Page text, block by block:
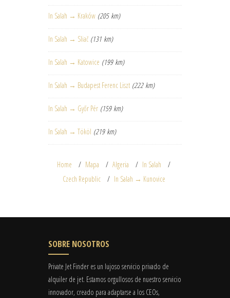
In Salah → Kraków (205 km)
In Salah → Sliač (131 km)
In Salah → Katowice (199 km)
In Salah → Budapest Ferenc Liszt (222 km)
In Salah → Győr Pér (159 km)
In Salah → Tököl (219 km)
Home Mapa Algeria
In Salah
Czech Republic
In Salah → Kunovice
SOBRE NOSOTROS
Private Jet Finder es un lujoso servicio privado de
alquiler de jet. Estamos orgullosos de nuestro servicio
innovador, creado para adaptarse a los CEOs,